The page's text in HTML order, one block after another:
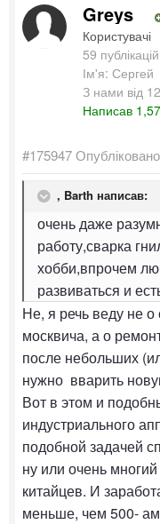
Greys
Користувачі
59 публікацій
Ім'я: Сергей
З нами від
Написав
#175947
, Barth написав:
очень даже
работу,сварка
хобби,впрочем
развиваться и
Не, я речь веду не о
москвича, а о
после небольших
нужно вварить
Вот в этом и
индустриального
подобной задачей
ну или очень
китайцев. И
меньше, чем 500-